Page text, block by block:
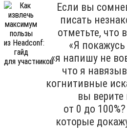
Если вы
писать
отметьте, что
«Я
«я напишу не
что я
когнитивные
вы
от 0 до
которые